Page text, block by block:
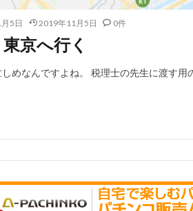
5日 2019年11月5日 0件
京へ行く
めなんですよね。 税理士の先生に渡す